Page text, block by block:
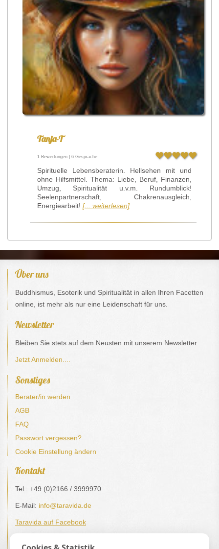
Tanja-T
1 Bewertungen | 6 Gespräche
Spirituelle Lebensberaterin. Hellsehen mit und
ohne Hilfsmittel. Thema: Liebe, Beruf, Finanzen,
Umzug, Spiritualität u.v.m. Rundumblick!
Seelenpartnerschaft, Chakrenausgleich,
Energiearbeit! [... weiterlesen]
Über uns
Buddhismus, Esoterik und Spiritualität in allen Ihren Facetten
online, ist mehr als nur eine Leidenschaft für uns.
Newsletter
Bleiben Sie stets auf dem Neusten mit unserem Newsletter
Jetzt Anmelden....
Sonstiges
Berater/in werden
AGB
FAQ
Passwort vergessen?
Cookie Einstellung ändern
Kontakt
Tel.: +49 (0)2166 / 3999970
E-Mail: info@taravida.de
Taravida auf Facebook